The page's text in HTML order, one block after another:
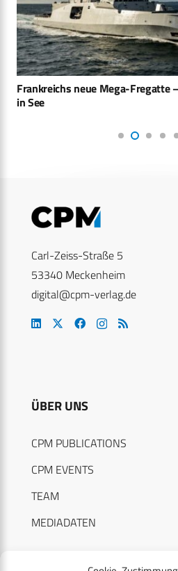
Frankreichs neue Mega-Fregatte
in See
Carl-Zeiss-Straße 5
53340 Meckenheim
digital@cpm-verlag.de
ÜBER UNS
CPM PUBLICATIONS
CPM EVENTS
TEAM
MEDIADATEN